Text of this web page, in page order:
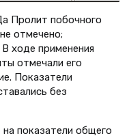
Пролит побочного
отмечено;
ходе применения
отмечали его
Показатели
без
показатели общего